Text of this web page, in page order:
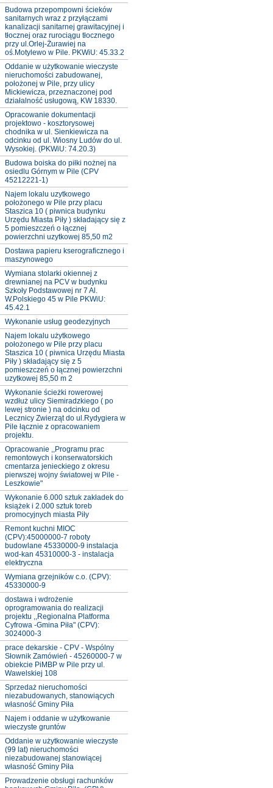
Budowa przepompowni ścieków
sanitarnych wraz z przyłączami
kanalizacji sanitarnej grawitacyjnej i
tłocznej oraz rurociągu tłocznego
przy ul.Orlej-Żurawiej na
oś.Motylewo w Pile. PKWiU: 45.33.2
Oddanie w użytkowanie wieczyste
nieruchomości zabudowanej,
położonej w Pile, przy ulicy
Mickiewicza, przeznaczonej pod
działalność usługową, KW 18330.
Opracowanie dokumentacji
projektowo - kosztorysowej
chodnika w ul. Sienkiewicza na
odcinku od ul. Wiosny Ludów do ul.
Wysokiej. (PKWiU: 74.20.3)
Budowa boiska do piłki nożnej na
osiedlu Górnym w Pile (CPV
45212221-1)
Najem lokalu uzytkowego
położonego w Pile przy placu
Staszica 10 ( piwnica budynku
Urzędu Miasta Piły ) składający się z
5 pomieszczeń o łącznej
powierzchni uzytkowej 85,50 m2
Dostawa papieru kserograficznego i
maszynowego
Wymiana stolarki okiennej z
drewnianej na PCV w budynku
Szkoły Podstawowej nr 7 Al.
W.Polskiego 45 w Pile PKWiU:
45.42.1
Wykonanie usług geodezyjnych
Najem lokalu użytkowego
położonego w Pile przy placu
Staszica 10 ( piwnica Urzędu Miasta
Piły ) składający się z 5
pomieszczeń o łącznej powierzchni
uzytkowej 85,50 m 2
Wykonanie ścieżki rowerowej
wzdłuż ulicy Siemiradzkiego ( po
lewej stronie ) na odcinku od
Lecznicy Zwierząt do ul.Rydygiera w
Pile łącznie z opracowaniem
projektu.
Opracowanie ,,Programu prac
remontowych i konserwatorskich
cmentarza jenieckiego z okresu
pierwszej wojny światowej w Pile -
Leszkowie"
Wykonanie 6.000 sztuk zakładek do
książek i 2.000 sztuk toreb
promocyjnych miasta Piły
Remont kuchni MIOC
(CPV):45000000-7 roboty
budowlane 45330000-9 instalacja
wod-kan 45310000-3 - instalacja
elektryczna
Wymiana grzejników c.o. (CPV):
45330000-9
dostawa i wdrożenie
oprogramowania do realizacji
projektu ,,Regionalna Platforma
Cyfrowa -Gmina Piła" (CPV):
3024000-3
prace dekarskie - CPV - Wspólny
Słownik Zamówień - 45260000-7 w
obiekcie PiMBP w Pile przy ul.
Wawelskiej 108
Sprzedaż nieruchomości
niezabudowanych, stanowiących
własność Gminy Piła
Najem i oddanie w użytkowanie
wieczyste gruntów
Oddanie w użytkowanie wieczyste
(99 lat) nieruchomości
niezabudowanej stanowiącej
własność Gminy Piła
Prowadzenie obsługi rachunków